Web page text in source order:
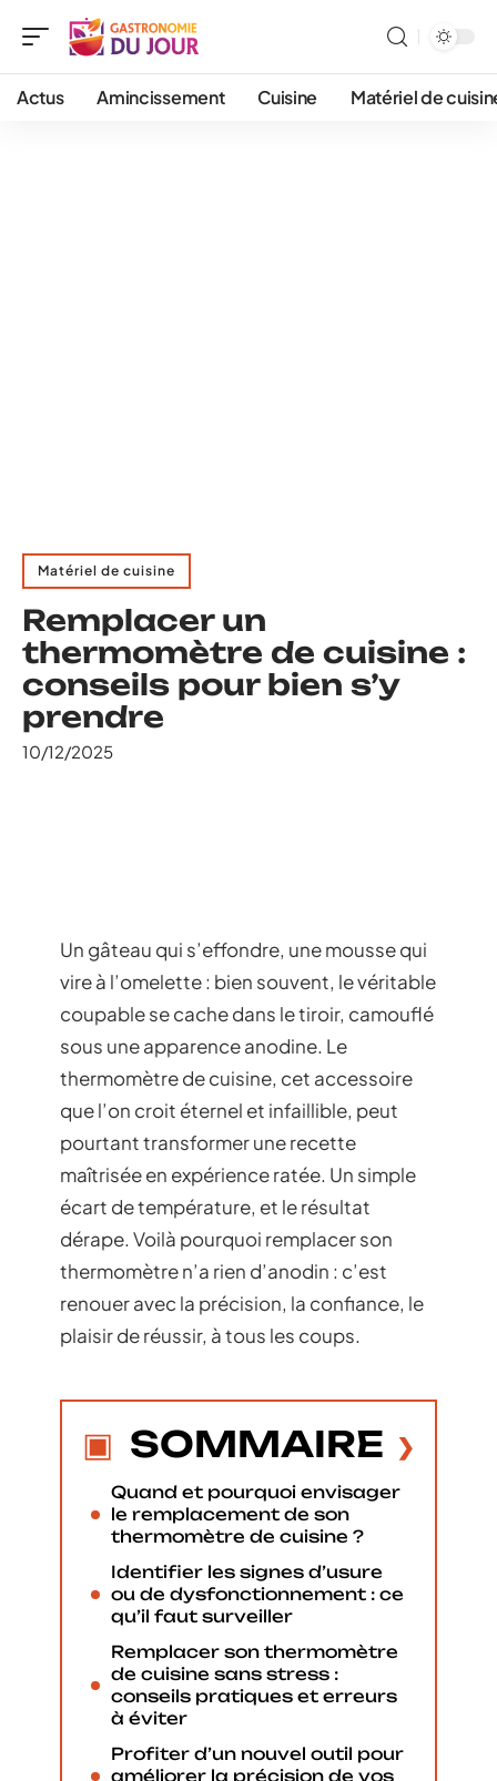
Actus Amincissement Cuisine Matériel de
Matériel de cuisine
Remplacer un
thermomètre de cuisine :
conseils pour bien s’y
prendre
10/12/2025
Un gâteau qui s’effondre, une mousse qui
vire à l’omelette : bien souvent, le véritable
coupable se cache dans le tiroir, camouflé
sous une apparence anodine. Le
thermomètre de cuisine, cet accessoire
que l’on croit éternel et infaillible, peut
pourtant transformer une recette
maîtrisée en expérience ratée. Un simple
écart de température, et le résultat
dérape. Voilà pourquoi remplacer son
thermomètre n’a rien d’anodin : c’est
renouer avec la précision, la confiance, le
plaisir de réussir, à tous les coups.
SOMMAIRE
Quand et pourquoi envisager
le remplacement de son
thermomètre de cuisine ?
Identifier les signes d’usure
ou de dysfonctionnement : ce
qu’il faut surveiller
Remplacer son thermomètre
de cuisine sans stress :
conseils pratiques et erreurs
à éviter
Profiter d’un nouvel outil pour
améliorer la précision de vos